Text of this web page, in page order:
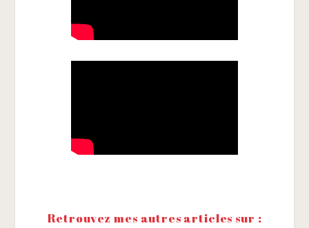
Retrouvez mes autres articles sur :